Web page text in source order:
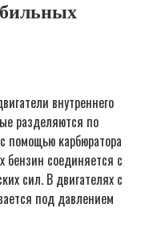
внутреннего
разделяются по
помощью карбюратора
бензин соединяется с
сил. В двигателях с
под давлением